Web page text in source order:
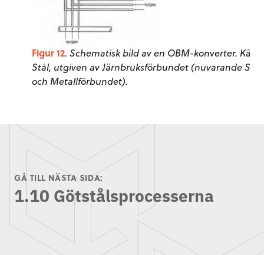
Figur 12.Schematisk bild av en OBM-konverter. Källa:
Stål, utgiven av Järnbruksförbundet (nuvarande
och Metallförbundet).
GÅ TILL NÄSTA SIDA:
1.10 Götstålsprocesserna